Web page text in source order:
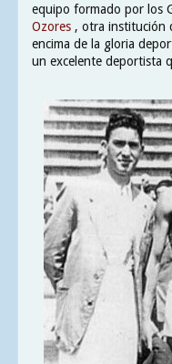
equipo formado por los
Ozores , otra institución
encima de la gloria
un excelente deportista